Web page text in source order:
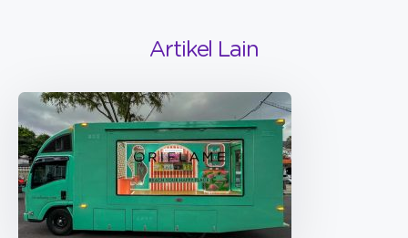
Artikel Lain